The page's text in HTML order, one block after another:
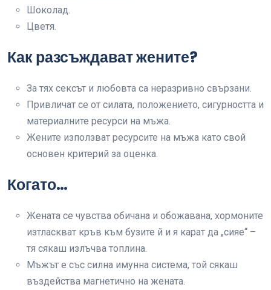
Шоколад.
Цветя.
Как разсъждават жените?
За тях сексът и любовта са неразривно свързани.
Привличат се от силата, положението, сигурността и
материалните ресурси на мъжа.
Жените използват ресурсите на мъжа като свой
основен критерий за оценка.
Когато…
Жената се чувства обичана и обожавана, хормоните
изтласкват кръв към бузите й и я карат да „сияе“ –
тя сякаш излъчва топлина.
Мъжът е със силна имунна система, той сякаш
въздейства магнетично на жената.